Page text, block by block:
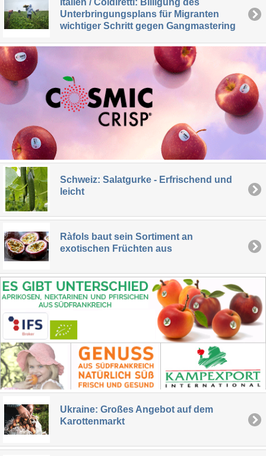
Italien / Coldiretti: Billigung des
Unterbringungsplans für Migranten
wichtiger Schritt gegen Gangmastering
Schweiz: Salatgurke - Erfrischend und
leicht
Ràfols baut sein Sortiment an
exotischen Früchten aus
Ukraine: Großes Angebot auf dem
Karottenmarkt